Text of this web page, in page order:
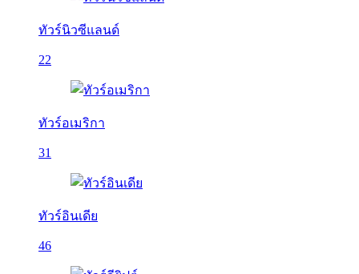
ทัวร์นิวซีแลนด์
22
ทัวร์อเมริกา
31
ทัวร์อินเดีย
46